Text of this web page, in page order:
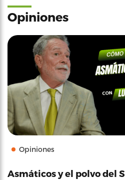
Opiniones
Opiniones
Asmáticos y el polvo del